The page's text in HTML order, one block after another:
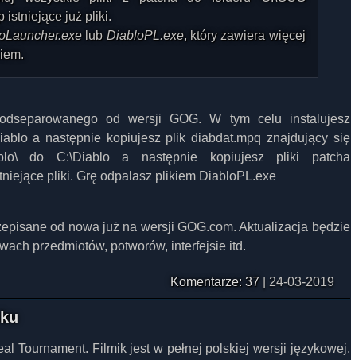
istniejące już pliki.
lub DiabloPL.exe, który zawiera więcej
od wersji GOG. W tym celu instalujesz
a następnie kopiujesz plik diabdat.mpq znajdujący się
do C:\Diablo a następnie kopiujesz pliki patcha
pliki. Grę odpalasz plikiem DiabloPL.exe
od nowa już na wersji GOG.com. Aktualizacja będzie
przedmiotów, potworów, interfejsie itd.
Komentarze: 37 24-03-2019
Tournament. Filmik jest w pełnej polskiej wersji językowej.